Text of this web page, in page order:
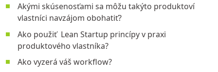
Akými skúsenosťami sa môžu takýto produktoví
vlastníci navzájom obohatiť?
Ako použiť Lean Startup princípy v praxi
produktového vlastníka?
Ako vyzerá váš workflow?